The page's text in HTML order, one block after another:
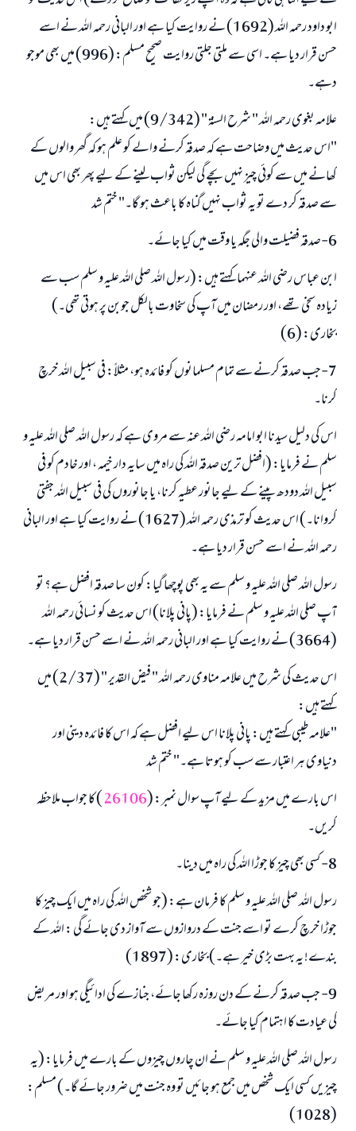
ابو داود رحمہ اللہ (1692) نے روایت کیا ہے اور البانی رحمہ اللہ نے اسے
حسن قرار دیا ہے۔ اسی سے ملتی جلتی روایت صحیح مسلم: (996) میں بھی موجو
دہے۔
علامہ بغوی رحمہ اللہ " شرح السنة " (9/342) میں کہتے ہیں:
"اس حدیث میں وضاحت ہے کہ صدقہ کرنے والے کو علم ہو کہ گھر والوں کے
کھانے میں سے کوئی چیز نہیں بچے گی لیکن ثواب لینے کے لیے پھر بھی اس میں
سے صدقہ کر دے تو یہ ثواب نہیں گناہ کا باعث ہو گا۔" ختم شد
6-صدقہ فضیلت والی جگہ یا وقت میں کیا جائے۔
ابن عباس رضی اللہ عنہما کہتے ہیں: (رسول اللہ صلی اللہ علیہ و سلم سب سے
زیادہ سخی تھے، اور رمضان میں آپ کی سخاوت بالکل جوبن پر ہوتی تھی۔)
بخاری: (6)
7-جب صدقہ کرنے سے تمام مسلمانوں کو فائدہ ہو، مثلاً: فی سبیل اللہ خرچ
کرنا۔
اس کی دلیل سیدنا ابو امامہ رضی اللہ عنہ سے مروی ہے کہ رسول اللہ صلی اللہ علیہ و
سلم نے فرمایا: (افضل ترین صدقہ اللہ کی راہ میں سایہ دار خیمہ ، اور خادم کو فی
سبیل اللہ دودھ پینے کے لیے جانور عطیہ کرنا، یا جانوروں کی فی سبیل اللہ جفتی
کروانا۔) اس حدیث کو ترمذی رحمہ اللہ (1627) نے روایت کیا ہے اور البانی
رحمہ اللہ نے اسے حسن قرار دیا ہے۔
رسول اللہ صلی اللہ علیہ و سلم سے یہ بھی پوچھا گیا: کون سا صدقہ افضل ہے؟ تو
آپ صلی اللہ علیہ و سلم نے فرمایا: (پانی پلانا) اس حدیث کو نسائی رحمہ اللہ
(3664) نے روایت کیا ہے اور البانی رحمہ اللہ نے اسے حسن قرار دیا ہے۔
اس حدیث کی شرح میں علامہ مناوی رحمہ اللہ " فيض القدير " (2/37) میں
کہتے ہیں:
"علامہ طیبی کہتے ہیں: پانی پلانا اس لیے افضل ہے کہ اس کا فائدہ دینی اور
دنیاوی ہر اعتبار سے سب کو ہوتا ہے۔" ختم شد
اس بارے میں مزید کے لیے آپ سوال نمبر: (26106) کا جواب ملاحظہ
کریں۔
8- کسی بھی چیز کا جوڑا اللہ کی راہ میں دینا۔
رسول اللہ صلی اللہ علیہ و سلم کا فرمان ہے: (جو شخص اللہ کی راہ میں ایک چیز کا
جوڑا خرچ کرے تو اسے جنت کے دروازوں سے آواز دی جائے گی : اللہ کے
بندے! یہ بہت بڑی خیر ہے۔) بخاری: (1897)
9- جب صدقہ کرنے کے دن روزہ رکھا جائے، جنازے کی ادائیگی ہو اور مریض
کی عیادت کا اہتمام کیا جائے۔
رسول اللہ صلی اللہ علیہ و سلم نے ان چاروں چیزوں کے بارے میں فرمایا: (یہ
چیزیں کسی ایک شخص میں جمع ہو جائیں تو وہ جنت میں ضرور جائے گا۔) مسلم:
(1028)
جواب نمبر 110845 نے نکاح ٹوٹنے سے بچایا۔
امت مسلمہ کے واسطے جوابات پیش کرنے کے لیے ہماری مدد کریں
رسول اللہ صلی اللہ علیہ و سلم کا فرمان ہے:
نیکی کی رہنمائی کرنے والے کو بھی نیکی کرنے والے کے برابر اجر ملتا ہے۔